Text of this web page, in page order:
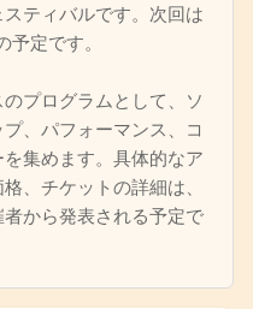
ティバルです。次回は
定です。
プログラムとして、ソ
、パフォーマンス、コ
集めます。具体的なア
、チケットの詳細は、
から発表される予定で